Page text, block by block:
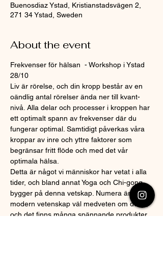
Buenosdiaz Ystad, Kristianstadsvägen 2,
271 34 Ystad, Sweden
About the event
Frekvenser för hälsan  - Workshop i Ystad
28/10
Liv är rörelse, och din kropp består av en
oändlig antal rörelser ända ner till kvant-
nivå. Alla delar och processer i kroppen har
ett optimalt spann av frekvenser där du
fungerar optimal. Samtidigt påverkas våra
kroppar av inre och yttre faktorer som
begränsar fritt flöde och med det vår
optimala hälsa.
Detta är något vi människor har vetat i alla
tider, och bland annat Yoga och Chi-gong
bygger på denna vetskap. Numera är även
modern vetenskap väl medveten om detta,
och det finns många spännande produkter